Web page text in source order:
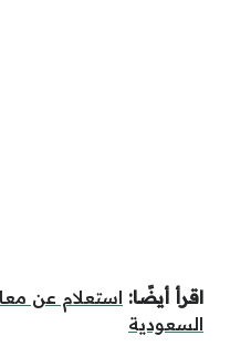
اقرأ أيضًا: استعلام عن
السعودية